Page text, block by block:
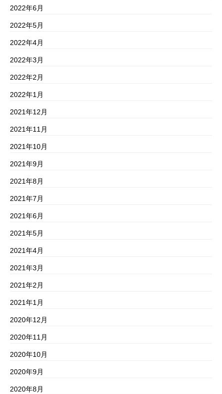
2022年6月
2022年5月
2022年4月
2022年3月
2022年2月
2022年1月
2021年12月
2021年11月
2021年10月
2021年9月
2021年8月
2021年7月
2021年6月
2021年5月
2021年4月
2021年3月
2021年2月
2021年1月
2020年12月
2020年11月
2020年10月
2020年9月
2020年8月